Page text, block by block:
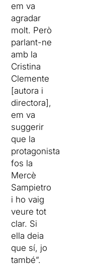
em va
agradar
molt. Però
parlant-ne
amb la
Cristina
Clemente
[autora i
directora],
em va
suggerir
que la
protagonista
fos la
Mercè
Sampietro
i ho vaig
veure tot
clar. Si
ella deia
que sí, jo
també”.